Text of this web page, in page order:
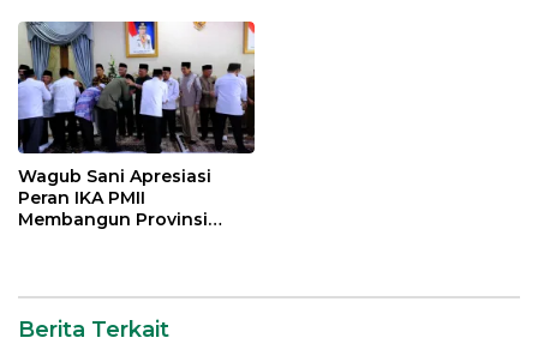
Wagub Sani Apresiasi
Peran IKA PMII
Membangun Provinsi
Berita Terkait